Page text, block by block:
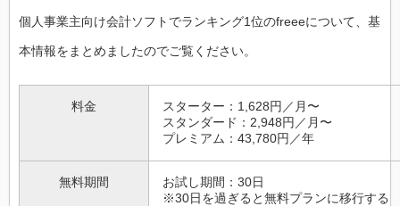
個人事業主向け会計ソフトでランキング1位のfreeeについて、基
本情報をまとめましたのでご覧ください。
料金
スターター：1,628円／月〜
スタンダード：2,948円／月〜
プレミアム：43,780円／年
無料期間
お試し期間：30日
※30日を過ぎると無料プランに移行する